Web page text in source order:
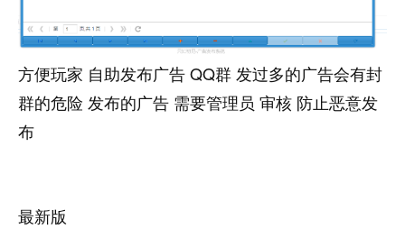
方便玩家 自助发布广告 QQ群 发过多的广告会有封
群的危险 发布的广告 需要管理员 审核 防止恶意发
布
最新版